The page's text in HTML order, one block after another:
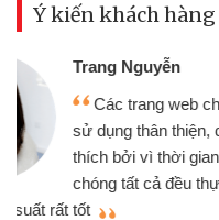
Ý kiến khách hàng
chiếc
gói
cần
thiệu cho bạn bè biết